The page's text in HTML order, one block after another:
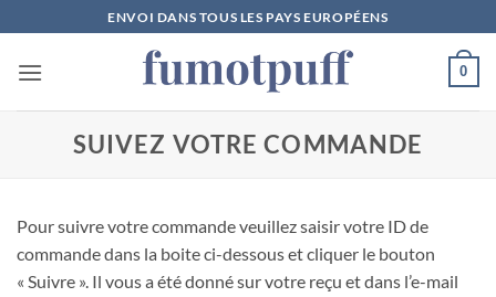
au
contenu
ENVOI DANS TOUS LES PAYS EUROPÉENS
0
SUIVEZ VOTRE COMMANDE
Pour suivre votre commande veuillez saisir votre ID de
commande dans la boite ci-dessous et cliquer le bouton
« Suivre ». Il vous a été donné sur votre reçu et dans l’e-mail